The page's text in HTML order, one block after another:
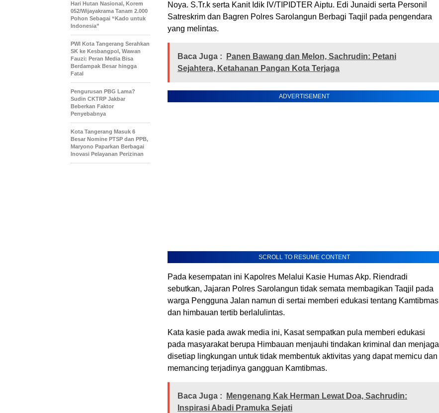
Noya. S.Tr.k serta Kanit Idik IV/TIPIDTER Aiptu. Edi Junaidi serta Personil
Satreskrim dan Bagren Polres Sarolangun Berbagi Taqjil pada pengendara
yang melintas.
Baca Juga :
Panen Bawang dan Melon, Sachrudin: Petani
Sejahtera, Ketahanan Pangan Kota Terjaga
ADVERTISEMENT
SCROLL TO RESUME CONTENT
Pada kesempatan ini Kapolres Melalui Kasie Humas Akp. Riendradi
sebutkan, Jajaran Polres Sarolangun tidak semata membagikan Taqjil pada
warga Pengguna Jalan namun di sertai memberi edukasi tentang Kamtibmas
dan himbauan tertib berlalulintas.
Kata kasie pada awak media ini, Kasat sempatkan pula memberi edukasi
pada masyarakat berupa Himbauan menjauhi tindakan kriminal dan menjaga
disetiap lingkungan untuk tidak membentuk aktivitas yang dapat memicu dan
memancing terjadinya gangguan Kamtibmas.
Baca Juga :
Mengenang Kak Herman Lewat Doa, Sachrudin:
Inspirasi Abadi Pramuka Sejati
Hari Hutan Nasional, Korem
052/Wijayakrama Tanam 2.000
Pohon Sebagai “Kado untuk
Indonesia”
PWI Kota Tangerang Serahkan
SK ke Kesbangpol, Wawan
Fauzi: Peran Media Bisa
Berdampak Besar hingga
Fatal
Pengurusan PBG Lama?
Sudin CKTRP Jakbar
Beberkan Faktor
Penyebabnya
Kota Tangerang Masuk 6
Besar Nomine PTSP dan PPB,
Maryono Paparkan Berbagai
Inovasi Pelayanan Perizinan